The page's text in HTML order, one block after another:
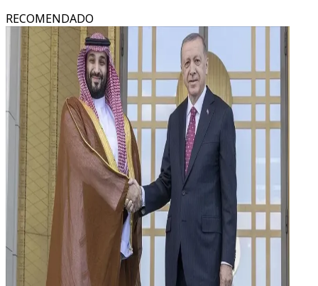
RECOMENDADO